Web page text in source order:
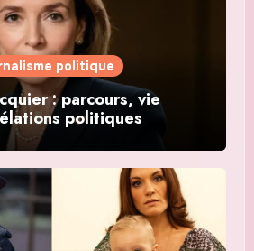
politique
: parcours, vie
politiques